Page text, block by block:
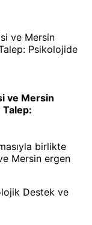
ve Mersin
birlikte
Mersin ergen